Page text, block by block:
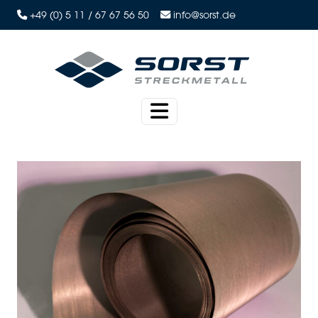
+49 (0) 5 11 / 67 67 56 50 info@sorst.de